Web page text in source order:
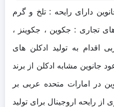
دارای رایحه : تلخ و گرم
تجاری : جکوین ، جکوینز ،
اقدام به تولید ادکلن های
جانوین مشابه ادکلن از برند
در امارات متحده عربی بر
رایحه اروجینال برای تولید